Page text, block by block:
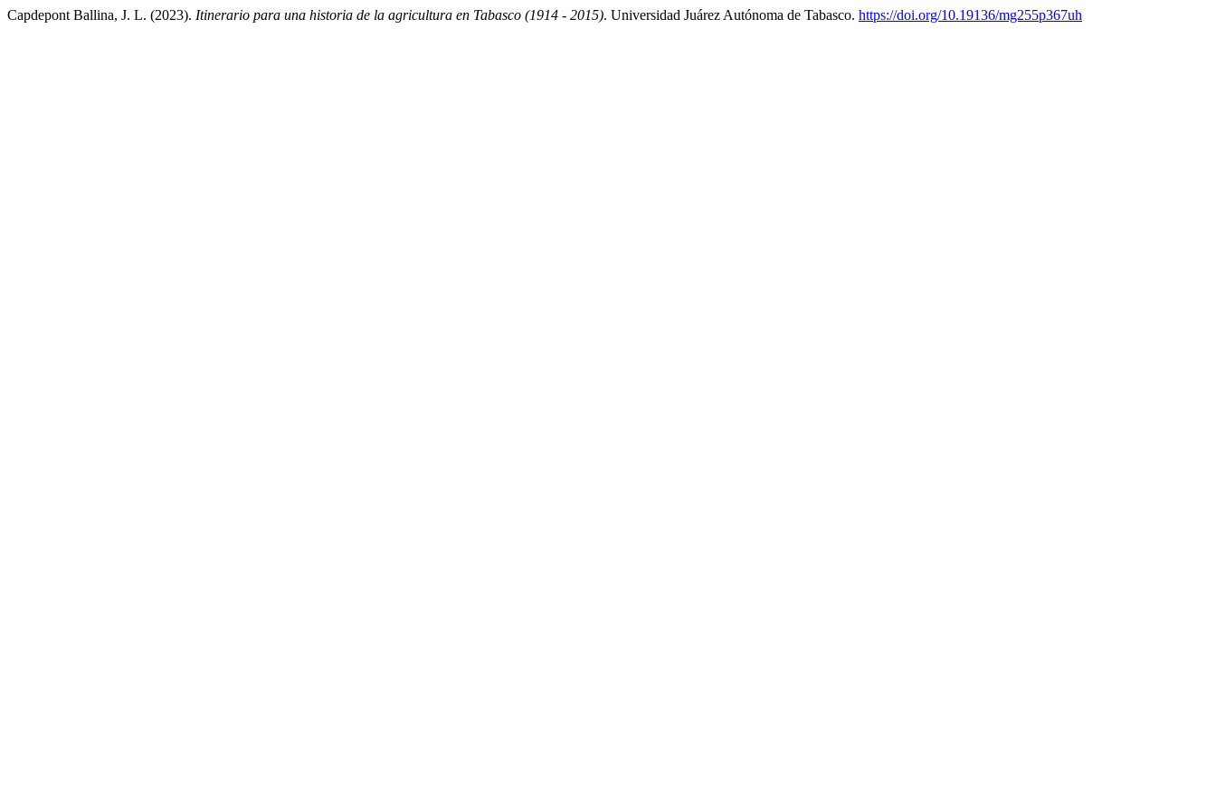
Capdepont Ballina, J. L. (2023). Itinerario para una historia de la agricultura en Tabasco (1914 - 2015). Universidad Juárez Autónoma de Tabasco. https://doi.org/10.19136/mg255p367uh